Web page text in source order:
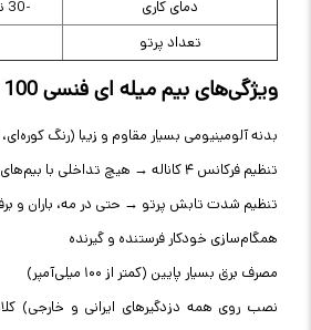
دمای کاری
-30 تا +70 درجه سانتیگراد
تعداد پرتو
ویژگی‌های بیم میله ای فنسی 100 متر
بدنه آلومینیومی بسیار مقاوم و زیبا (رنگ
تنظیم فرکانس ۴ کاناله → هیچ تداخلی با بیم‌های مجاور نداره
تنظیم شدت تابش پرتو → حتی در مه، باران و
همگام‌سازی خودکار فرستنده و گیرنده
مصرف برق بسیار پایین (کمتر از ۱۰۰ میلی‌آمپر)
نصب روی همه دزدگیرهای ایرانی و خارجی(